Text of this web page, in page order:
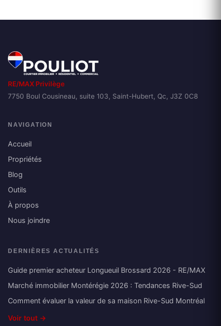
RE/MAX Privilège
7750 Boul Cousineau, suite 103, Saint-Hubert, Qc, J3Z 0C8
NAVIGATION
Accueil
Propriétés
Blog
Outils
À propos
Nous joindre
DERNIÈRES ACTUALITÉS
Guide premier acheteur Longueuil Brossard 2026 - RE/MAX
Marché immobilier Montérégie 2026 : Tendances Rive-Sud
Comment évaluer la valeur de sa maison Rive-Sud Montréal
Voir tout →